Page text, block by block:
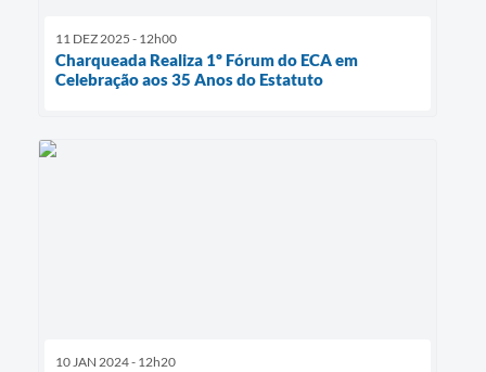
11 DEZ 2025 - 12h00
Charqueada Realiza 1º Fórum do ECA em
Celebração aos 35 Anos do Estatuto
10 JAN 2024 - 12h20